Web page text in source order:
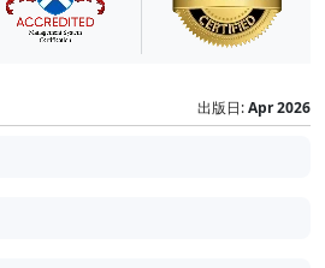
出版日:Apr 2026